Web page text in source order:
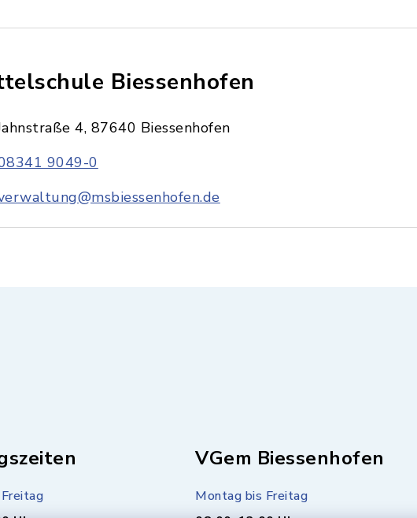
Biessenhofen
4, 87640 Biessenhofen
9049-0
VGem Biessenhofen
Montag bis Freitag